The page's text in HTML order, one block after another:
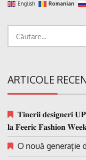
English Romanian
ARTICOLE
𝐓𝐢𝐧𝐞𝐫𝐢𝐢 𝐝𝐞𝐬𝐢𝐠𝐧𝐞𝐫𝐢
𝐥𝐚 𝐅𝐞𝐞𝐫𝐢𝐜 𝐅𝐚𝐬𝐡𝐢𝐨𝐧
O nouă generație